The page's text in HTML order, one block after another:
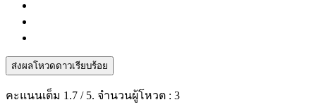
ส่งผลโหวดดาวเรียบร้อย
คะแนนเต็ม 1.7 / 5. จำนวนผู้โหวต : 3